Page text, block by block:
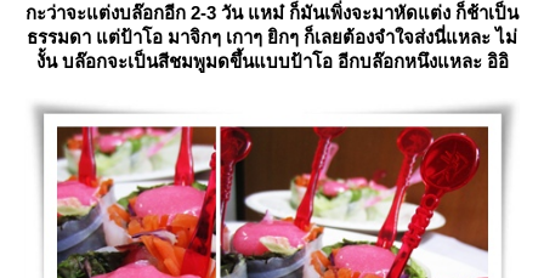
กะว่าจะแต่งบล๊อกอีก 2-3 วัน แหม๋ ก็มันเพิ่งจะมาหัดแต่ง ก็ช้าเป็น
ธรรมดา แต่ป้าโอ มาจิกๆ เกาๆ ยิกๆ ก็เลยต้องจำใจส่งนี่แหละ ไม่
งั้น บล๊อกจะเป็นสีชมพูมดขึ้นแบบป้าโอ อีกบล๊อกหนึงแหละ อิอิ